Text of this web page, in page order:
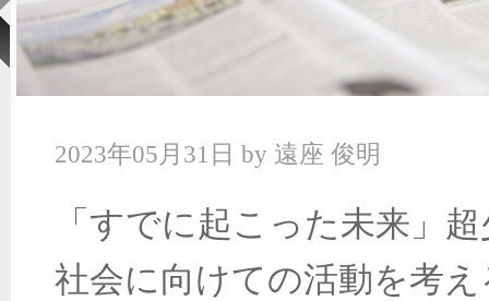
2023年05月31日 by 遠座 俊明
「すでに起こった未来」
社会に向けての活動を考え